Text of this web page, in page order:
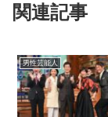
関連記事
男性芸能人